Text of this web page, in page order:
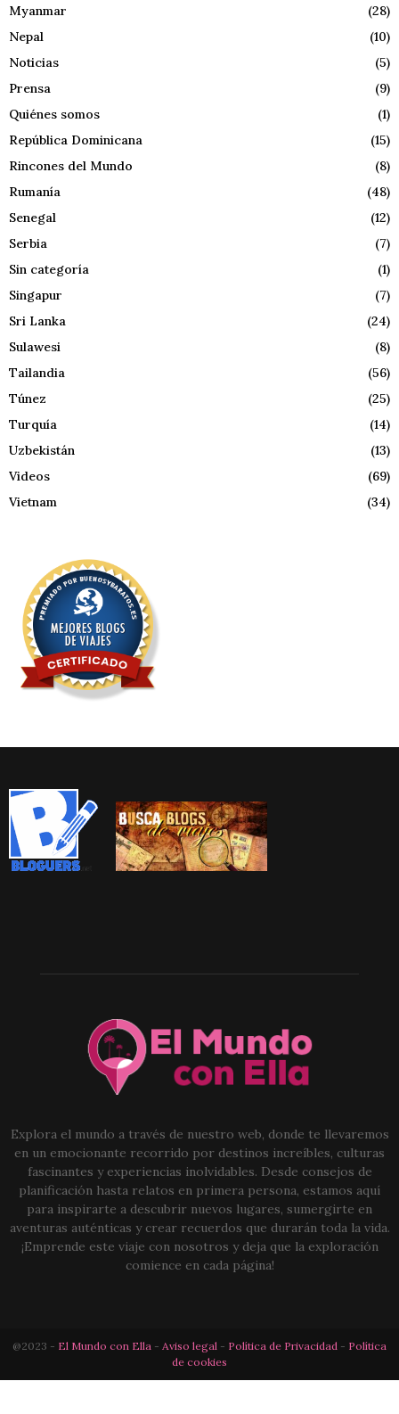
Myanmar
(28)
Nepal
(10)
Noticias
(5)
Prensa
(9)
Quiénes somos
(1)
República Dominicana
(15)
Rincones del Mundo
(8)
Rumanía
(48)
Senegal
(12)
Serbia
(7)
Sin categoría
(1)
Singapur
(7)
Sri Lanka
(24)
Sulawesi
(8)
Tailandia
(56)
Túnez
(25)
Turquía
(14)
Uzbekistán
(13)
Videos
(69)
Vietnam
(34)
Explora el mundo a través de nuestro web, donde te llevaremos
en un emocionante recorrido por destinos increíbles, culturas
fascinantes y experiencias inolvidables. Desde consejos de
planificación hasta relatos en primera persona, estamos aquí
para inspirarte a descubrir nuevos lugares, sumergirte en
aventuras auténticas y crear recuerdos que durarán toda la vida.
¡Emprende este viaje con nosotros y deja que la exploración
comience en cada página!
@2023 - El Mundo con Ella - Aviso legal - Política de Privacidad - Política
de cookies